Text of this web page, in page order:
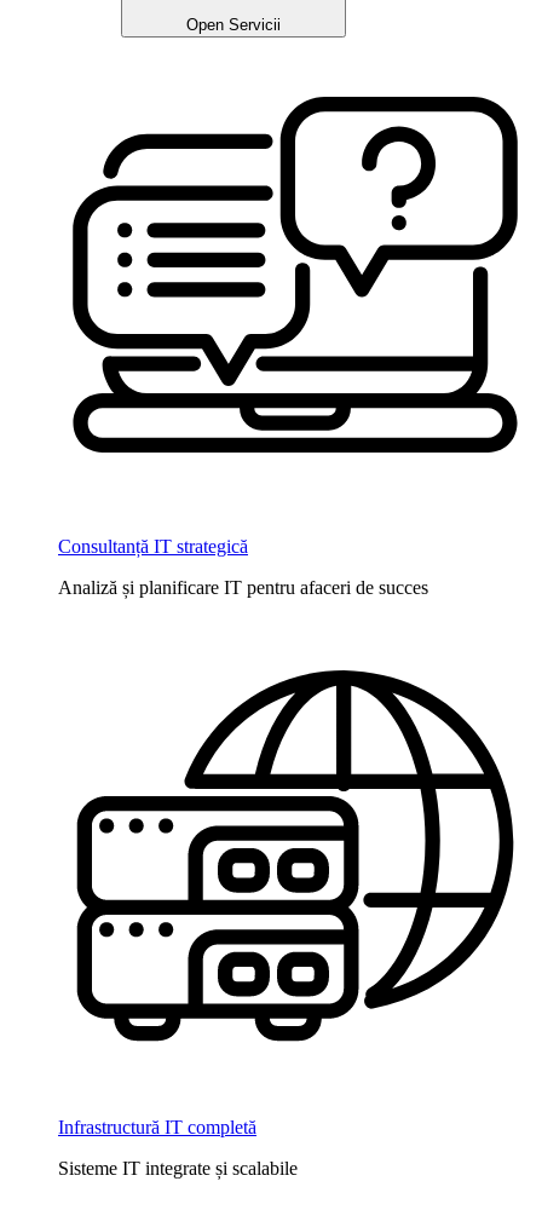
Open Servicii
Consultanță IT strategică
Analiză și planificare IT pentru afaceri de succes
Infrastructură IT completă
Sisteme IT integrate și scalabile